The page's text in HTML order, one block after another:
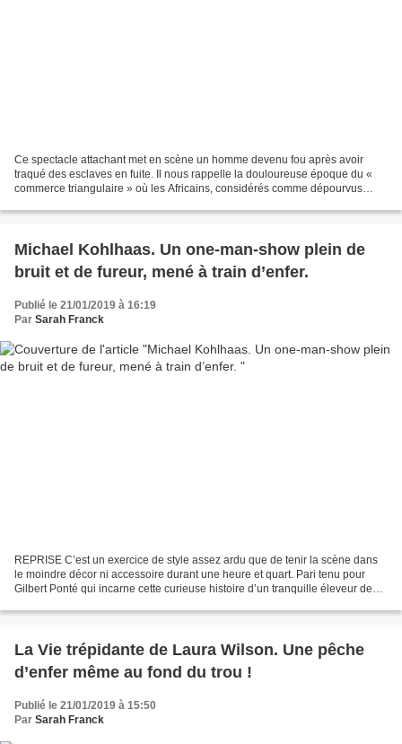
Ce spectacle attachant met en scène un homme devenu fou après avoir
traqué des esclaves en fuite. Il nous rappelle la douloureuse époque du «
commerce triangulaire » où les Africains, considérés comme dépourvus
Michael Kohlhaas. Un one-man-show plein de
bruit et de fureur, mené à train d’enfer.
Publié le 21/01/2019 à 16:19
Par Sarah Franck
REPRISE C’est un exercice de style assez ardu que de tenir la scène dans
le moindre décor ni accessoire durant une heure et quart. Pari tenu pour
Gilbert Ponté qui incarne cette curieuse histoire d’un tranquille éleveur de
La Vie trépidante de Laura Wilson. Une pêche
d’enfer même au fond du trou !
Publié le 21/01/2019 à 15:50
Par Sarah Franck